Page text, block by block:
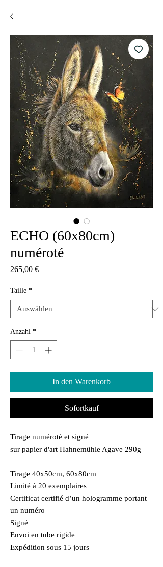
ECHO (60x80cm)
numéroté
265,00 €Preis
Taille *
Anzahl *
In den Warenkorb
Sofortkauf
Tirage numéroté et signé
sur papier d'art Hahnemühle Agave 290g
Tirage 40x50cm, 60x80cm
Limité à 20 exemplaires
Certificat certifié d’un hologramme portant
un numéro
Signé
Envoi en tube rigide
Expédition sous 15 jours